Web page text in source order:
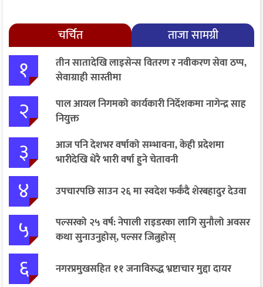
चर्चित ताजा सामग्री
१
तीन सातादेखि लाइसेन्स वितरण र नवीकरण सेवा ठप्प,
सेवाग्राही सास्तीमा
२
पाल आयल निगमको कार्यकारी निर्देशकमा नागेन्द्र साह
नियुक्त
३
आज पनि देशभर वर्षाको सम्भावना, केही प्रदेशमा
भारीदेखि धेरै भारी वर्षा हुने चेतावनी
४ उपचारपछि साउन २६ मा स्वदेश फर्कँदै शेरबहादुर देउवा
५
पल्सरको २५ वर्ष: नेपाली राइडरका लागि सुनौलो अवसर
कथा सुनाउनुहोस्, पल्सर जित्नुहोस्
६ नगरप्रमुखसहित ११ जनाविरुद्ध भ्रष्टाचार मुद्दा दायर